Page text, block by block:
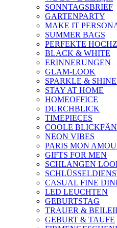
SONNTAGSBRIEF
GARTENPARTY
MAKE IT
SUMMER BAGS
PERFEKTE
BLACK & WHITE
ERINNERUNGEN
GLAM-LOOK
SPARKLE &
STAY AT HOME
HOMEOFFICE
DURCHBLICK
TIMEPIECES
COOLE
NEON VIBES
PARIS MON
GIFTS FOR MEN
SCHLANGEN
CASUAL FINE
LED LEUCHTEN
GEBURTSTAG
TRAUER &
GEBURT & TAUFE